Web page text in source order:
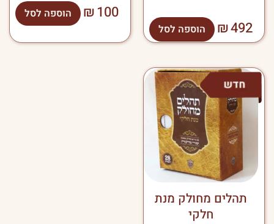
₪492 הוספה לסל
₪100 הוספה לסל
תהלים מחולק מנת
חלקי